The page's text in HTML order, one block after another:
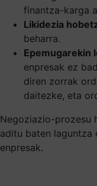
finantza-karga
Likidezia
beharra.
Epemugarekin
enpresak ez
diren zorrak
daitezke, eta
Negoziazio-prozesu
aditu baten laguntza
enpresak.